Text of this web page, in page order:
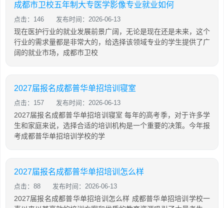
成都市卫校五年制大专医学影像专业就业如何
点击：146 发布时间：2026-06-13
现在医护行业的就业发展前景广阔，无论是现在还是未来，这个
行业的需求量都是非常大的，给选择该领域专业的学生提供了广
阔的就业市场，成都市卫校
2027届报名成都普华单招培训寝室
点击：157 发布时间：2026-06-13
2027届报名成都普华单招培训寝室 每年的高考季，对于许多学
生和家庭来说，选择合适的培训机构是一个重要的决策。今年报
考成都普华单招培训学校的学
2027届报名成都普华单招培训怎么样
点击：88 发布时间：2026-06-13
2027届报名成都普华单招培训怎么样 成都普华单招培训学校一